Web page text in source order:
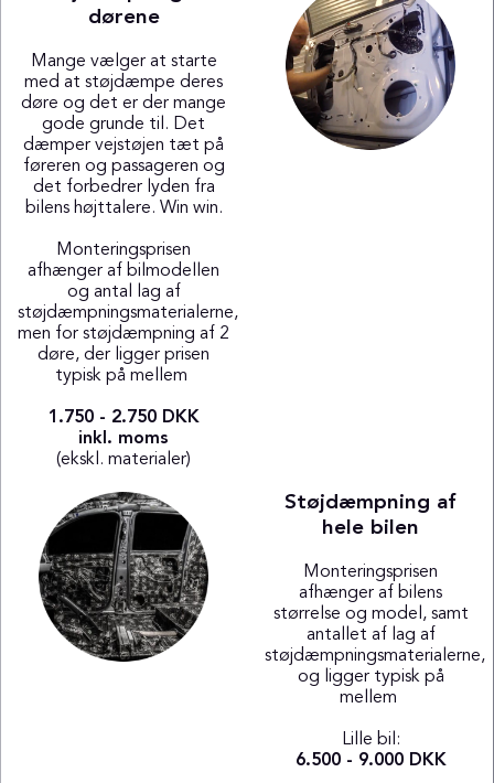
dørene
Mange vælger at starte
med at støjdæmpe deres
døre og det er der mange
gode grunde til. Det
dæmper vejstøjen tæt på
føreren og passageren og
det forbedrer lyden fra
bilens højttalere. Win win.
Monteringsprisen
afhænger af bilmodellen
og antal lag af
støjdæmpningsmaterialerne,
men for støjdæmpning af 2
døre, der ligger prisen
typisk på mellem
1.750 - 2.750 DKK
inkl. moms
(ekskl. materialer)
Støjdæmpning af
hele bilen
Monteringsprisen
afhænger af bilens
størrelse og model, samt
antallet af lag af
støjdæmpningsmaterialerne,
og ligger typisk på
mellem
Lille bil:
6.500 - 9.000 DKK